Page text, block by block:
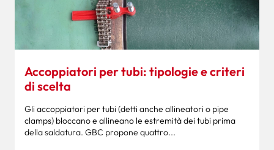
Accoppiatori per tubi: tipologie e criteri
di scelta
Gli accoppiatori per tubi (detti anche allineatori o pipe
clamps) bloccano e allineano le estremità dei tubi prima
della saldatura. GBC propone quattro...